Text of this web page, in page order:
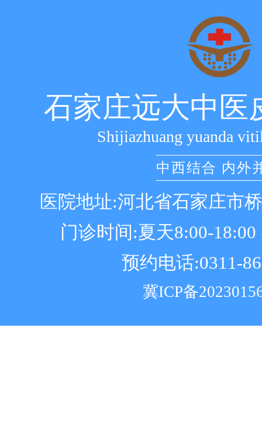
石家庄远大中医
Shijiazhuang yuanda
中西结合 内外
医院地址:河北省石家庄市
门诊时间:夏天8:00-18:00
预约电话:0311-
冀ICP备